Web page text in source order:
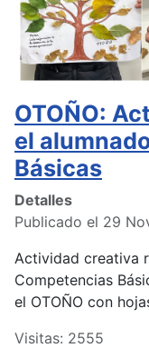
OTOÑO:
el
Básicas
Detalles
Publicado el 29
Actividad creativa
Competencias
el OTOÑO con
Visitas: 2555